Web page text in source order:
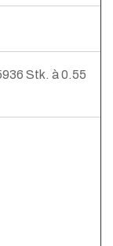
Stk. à 0.55